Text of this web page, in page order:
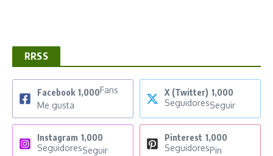
RRSS
Facebook 1,000Fans
Me gusta
X (Twitter) 1,000
SeguidoresSeguir
Instagram 1,000
SeguidoresSeguir
Pinterest 1,000
SeguidoresPin